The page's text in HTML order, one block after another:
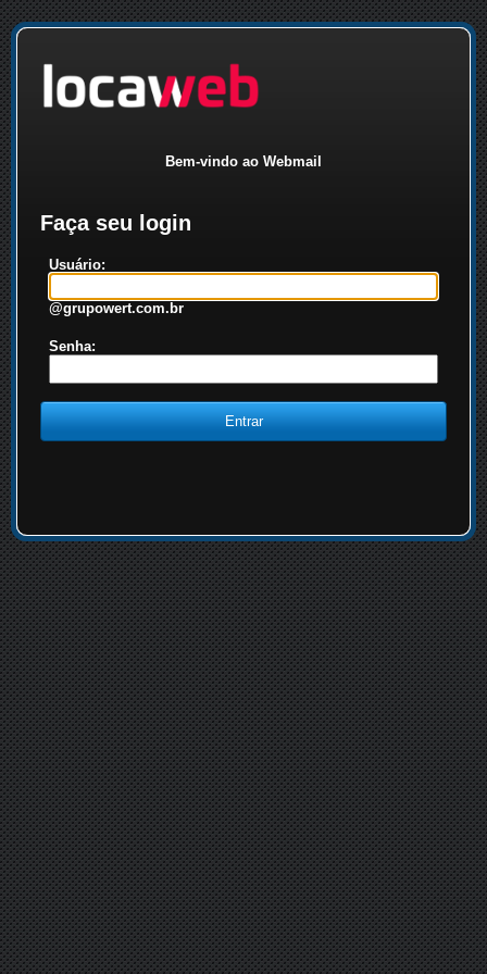
Bem-vindo ao Webmail
Faça seu login
Usuário:
@grupowert.com.br
Senha: